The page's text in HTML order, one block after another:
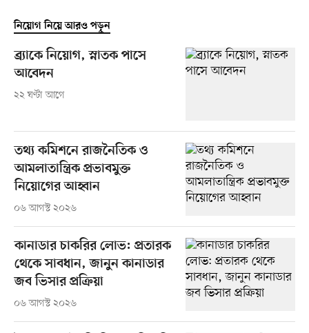
নিয়োগ নিয়ে আরও পড়ুন
ব্র্যাকে নিয়োগ, স্নাতক পাসে
আবেদন
২২ ঘণ্টা আগে
তথ্য কমিশনে রাজনৈতিক ও
আমলাতান্ত্রিক প্রভাবমুক্ত
নিয়োগের আহ্বান
০৬ আগস্ট ২০২৬
কানাডার চাকরির লোভ: প্রতারক
থেকে সাবধান, জানুন কানাডার
জব ভিসার প্রক্রিয়া
০৬ আগস্ট ২০২৬